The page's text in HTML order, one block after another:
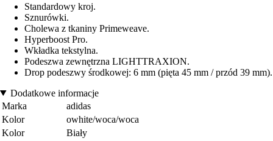
Standardowy kroj.
Sznurówki.
Cholewa z tkaniny Primeweave.
Hyperboost Pro.
Wkładka tekstylna.
Podeszwa zewnętrzna LIGHTTRAXION.
Drop podeszwy środkowej: 6 mm (pięta 45 mm / przód 39 mm).
Dodatkowe informacje
Marka
adidas
Kolor
owhite/woca/woca
Kolor
Biały